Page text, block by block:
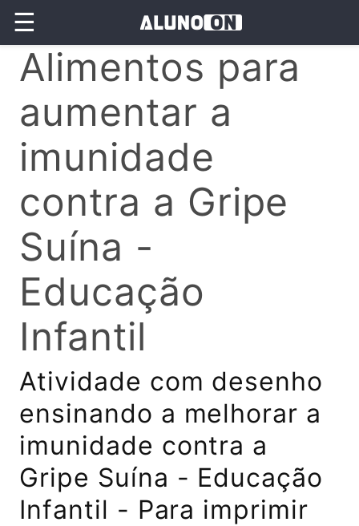
☰
Alimentos para
aumentar a
imunidade
contra a Gripe
Suína -
Educação
Infantil
Atividade com desenho
ensinando a melhorar a
imunidade contra a
Gripe Suína - Educação
Infantil - Para imprimir